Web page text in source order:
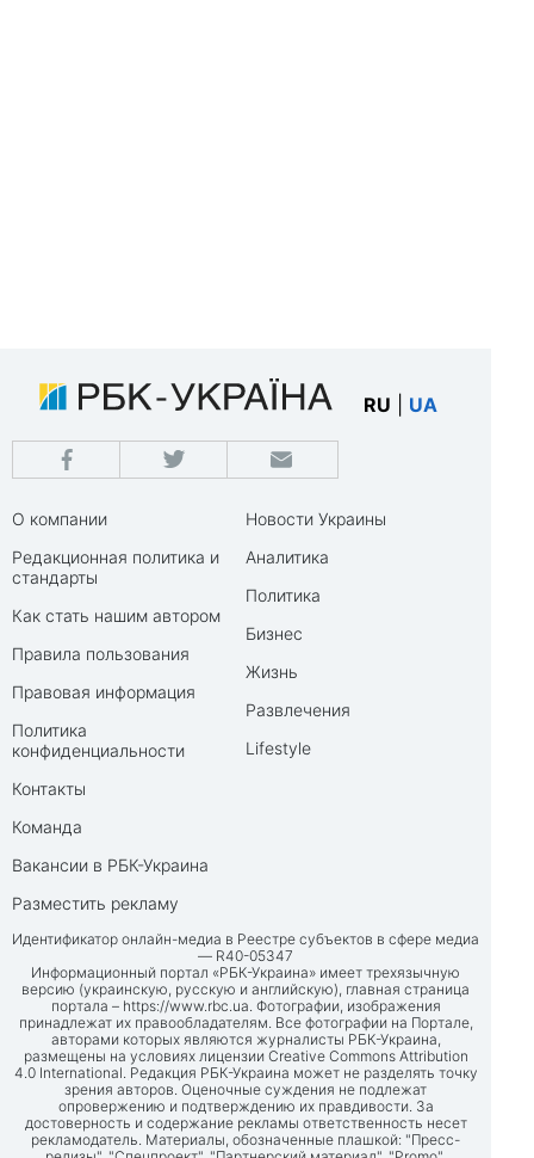
RU UA
О компании
Редакционная политика и
стандарты
Как стать нашим автором
Правила пользования
Правовая информация
Политика
конфиденциальности
Контакты
Команда
Вакансии в РБК-Украина
Разместить рекламу
Новости Украины
Аналитика
Политика
Бизнес
Жизнь
Развлечения
Lifestyle
Идентификатор онлайн-медиа в Реестре субъектов в сфере медиа
— R40-05347
Информационный портал «РБК-Украина» имеет трехязычную
версию (украинскую, русскую и английскую), главная страница
портала – https://www.rbc.ua. Фотографии, изображения
принадлежат их правообладателям. Все фотографии на Портале,
авторами которых являются журналисты РБК-Украина,
размещены на условиях лицензии Creative Commons Attribution
4.0 International. Редакция РБК-Украина может не разделять точку
зрения авторов. Оценочные суждения не подлежат
опровержению и подтверждению их правдивости. За
достоверность и содержание рекламы ответственность несет
рекламодатель. Материалы, обозначенные плашкой: "Пресс-